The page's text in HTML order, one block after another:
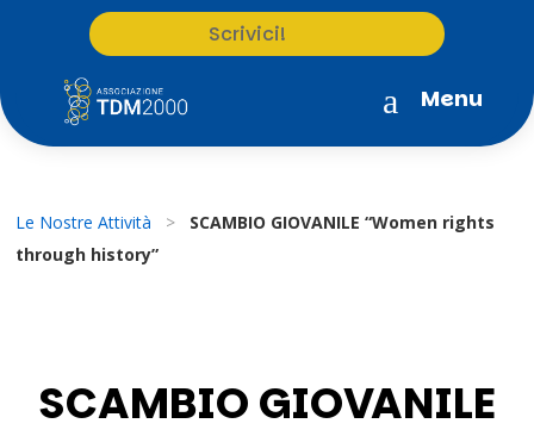
Scrivici!
a Menu
Le Nostre Attività >
SCAMBIO GIOVANILE “Women rights
through history”
SCAMBIO GIOVANILE